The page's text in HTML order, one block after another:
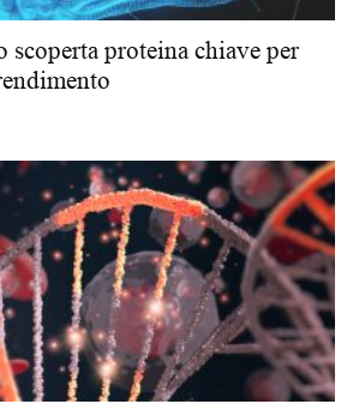
scoperta proteina chiave per